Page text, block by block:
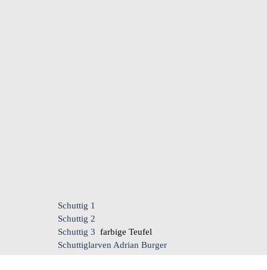
Schuttig 1
Schuttig 2
Schuttig 3 farbige Teufel
Schuttiglarven Adrian Burger